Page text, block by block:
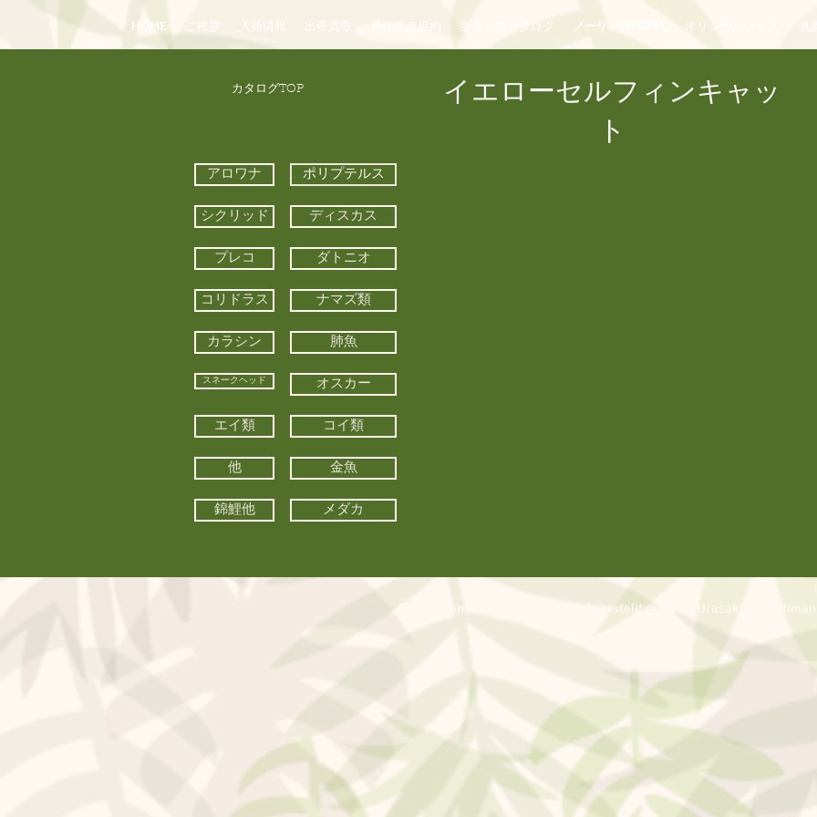
HOME ご挨拶 入荷情報 出張買取 通信販売規約 生きものカタログ ノーザンDIGITAL オリジナルグッズ
​カタログTOP
アロワナ ポリプテルス
シクリッド ディスカス
プレコ ダトニオ
コリドラス ナマズ類
カラシン 肺魚
スネークヘッド オスカー
エイ類 コイ類
他 金魚
錦鯉他 メダカ
イエローセルフィンキャッ
ト
© 2024 von Norzan Mishima, stolz erstellt mit Keiji Urasaki